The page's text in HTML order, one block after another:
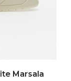
Marsala